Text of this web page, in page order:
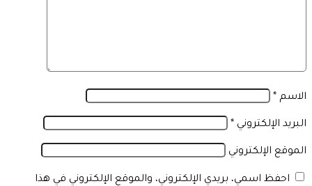
الاسم *
البريد الإلكتروني *
الموقع الإلكتروني
احفظ اسمي، بريدي الإلكتروني، والموقع الإلكتروني في هذا